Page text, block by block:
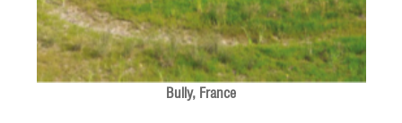
Bully, France